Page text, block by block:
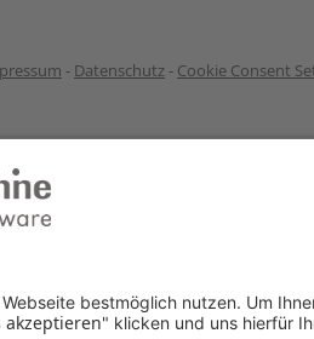
- Datenschutz- Cookie Consent